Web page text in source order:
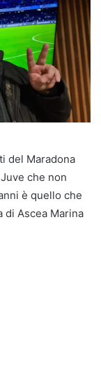
del Maradona
che non
è quello che
di Ascea Marina